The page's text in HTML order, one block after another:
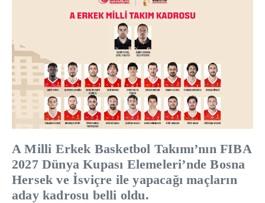
A Milli Erkek Basketbol Takımı’nın FIBA
2027 Dünya Kupası Elemeleri’nde Bosna
Hersek ve İsviçre ile yapacağı maçların
aday kadrosu belli oldu.